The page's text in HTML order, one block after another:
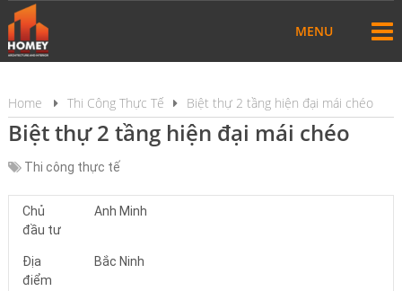
MENU
Home Thi Công Thực Tế Biệt thự 2 tầng hiện đại mái chéo
Biệt thự 2 tầng hiện đại mái chéo
Thi công thực tế
Chủ
đầu tư
Anh Minh
Địa
điểm
Bắc Ninh